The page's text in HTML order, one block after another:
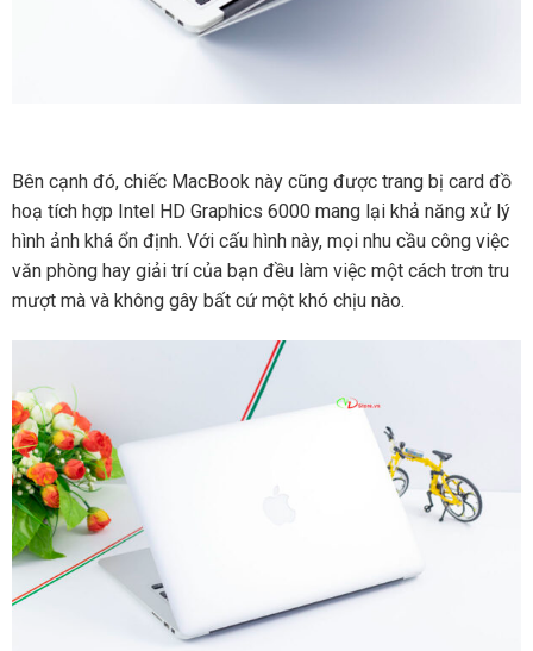
Bên cạnh đó, chiếc MacBook này cũng được trang bị card đồ
hoạ tích hợp Intel HD Graphics 6000 mang lại khả năng xử lý
hình ảnh khá ổn định. Với cấu hình này, mọi nhu cầu công việc
văn phòng hay giải trí của bạn đều làm việc một cách trơn tru
mượt mà và không gây bất cứ một khó chịu nào.